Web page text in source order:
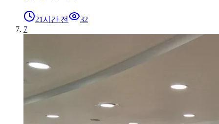
21시간 전
32
7